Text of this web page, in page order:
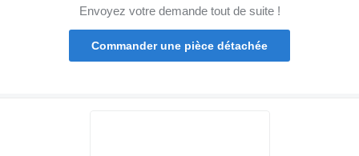
Envoyez votre demande tout de suite !
Commander une pièce détachée